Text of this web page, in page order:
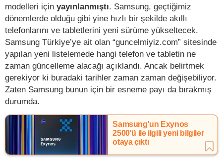
modelleri için yayınlanmıştı. Samsung, geçtiğimiz
dönemlerde olduğu gibi yine hızlı bir şekilde akıllı
telefonlarını ve tabletlerini yeni sürüme yükseltecek.
Samsung Türkiye’ye ait olan “guncelmiyiz.com” sitesinde
yapılan yeni listelemede hangi telefon ve tabletin ne
zaman güncelleme alacağı açıklandı. Ancak belirtmek
gerekiyor ki buradaki tarihler zaman zaman değişebiliyor.
Zaten Samsung bunun için bir esneme payı da bırakmış
durumda.
Samsung'un Exynos
2500'ü ile ilgili yeni bilgiler
otaya çıktı